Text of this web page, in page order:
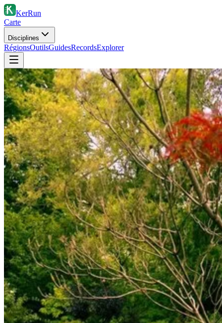
KerRun
Carte
Disciplines
RégionsOutilsGuidesRecordsExplorer